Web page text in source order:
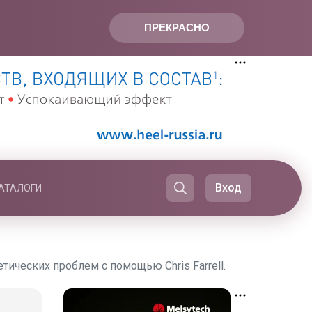
ПРЕКРАСНО
Вход
проблем с помощью Chris Farrell.